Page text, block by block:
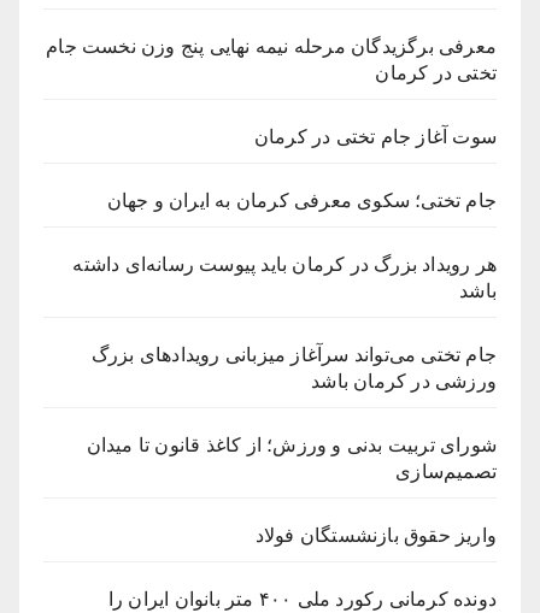
معرفی برگزیدگان مرحله نیمه نهایی پنج وزن نخست جام
تختی در کرمان
سوت آغاز جام تختی در کرمان
جام تختی؛ سکوی معرفی کرمان به ایران و جهان
هر رویداد بزرگ در کرمان باید پیوست رسانه‌ای داشته
باشد
جام تختی می‌تواند سرآغاز میزبانی رویدادهای بزرگ
ورزشی در کرمان باشد
شورای تربیت بدنی و ورزش؛ از کاغذ قانون تا میدان
تصمیم‌سازی
واریز حقوق بازنشستگان فولاد
دونده کرمانی رکورد ملی ۴۰۰ متر بانوان ایران را